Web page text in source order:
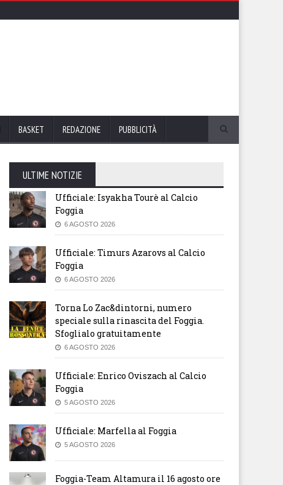
BASKET REDAZIONE PUBBLICITÀ
ULTIME NOTIZIE
Ufficiale: Isyakha Tourè al Calcio
Foggia
6 AGOSTO 2026
Ufficiale: Timurs Azarovs al Calcio
Foggia
6 AGOSTO 2026
Torna Lo Zac&dintorni, numero
speciale sulla rinascita del Foggia.
Sfoglialo gratuitamente
6 AGOSTO 2026
Ufficiale: Enrico Oviszach al Calcio
Foggia
5 AGOSTO 2026
Ufficiale: Marfella al Foggia
5 AGOSTO 2026
Foggia-Team Altamura il 16 agosto ore